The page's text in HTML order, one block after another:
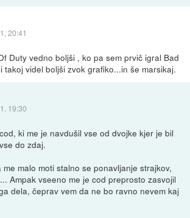
20:41
Duty vedno boljši , ko pa sem prvič igral Bad
takoj videl boljši zvok grafiko...in še marsikaj.
19:30
ki me je navdušil vse od dvojke kjer je bil
do zdaj.
me malo moti stalno se ponavljanje strajkov,
Ampak vseeno me je cod preprosto zasvojil
dela, čeprav vem da ne bo ravno nevem kaj